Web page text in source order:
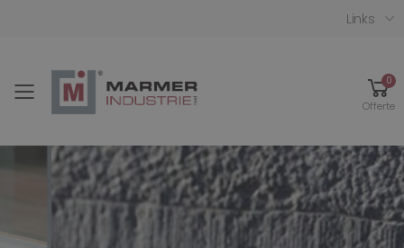
Links
Toggle mobile menu
0
Offerte